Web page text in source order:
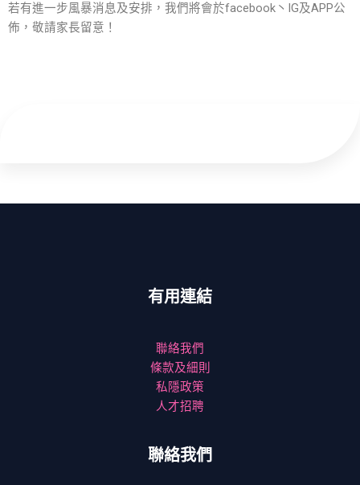
若有進一步風暴消息及安排，我們將會於facebook丶IG及APP公
佈，敬請家長留意！
有用連結
聯絡我們
條款及細則
私隱政策
人才招聘
聯絡我們